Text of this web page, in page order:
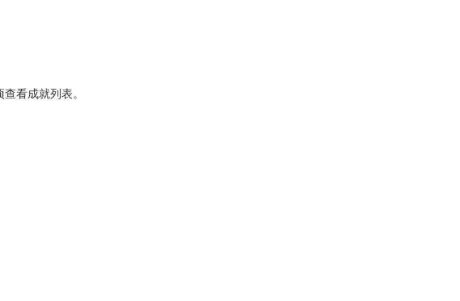
看成就列表。